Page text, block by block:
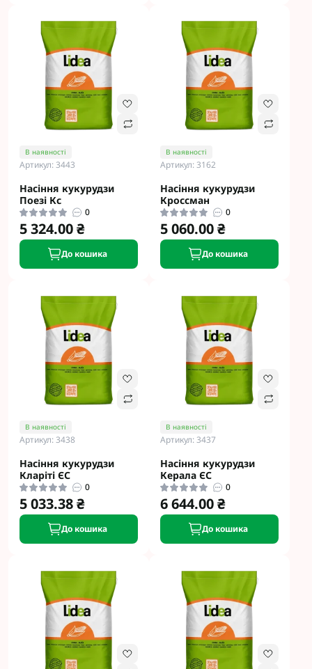
В наявності
Артикул: 3443
Насіння кукурудзи
Поезі Кс
0
5 324.00 ₴
До кошика
В наявності
Артикул: 3162
Насіння кукурудзи
Кроссман
0
5 060.00 ₴
До кошика
В наявності
Артикул: 3438
Насіння кукурудзи
Кларіті ЄС
0
5 033.38 ₴
До кошика
В наявності
Артикул: 3437
Насіння кукурудзи
Керала ЄС
0
6 644.00 ₴
До кошика